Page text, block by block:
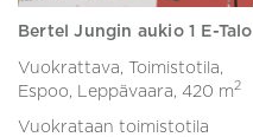
Bertel Jungin aukio 1 E-Talo
Vuokrattava, Toimistotila,
Espoo, Leppävaara, 420 m2
Vuokrataan toimistotila